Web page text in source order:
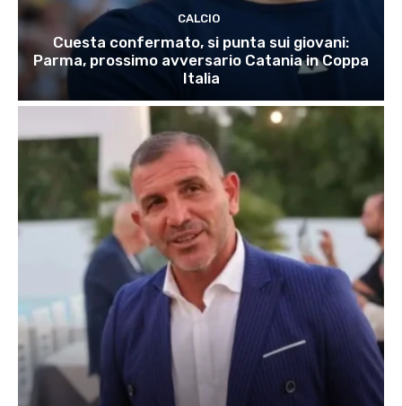
CALCIO
Cuesta confermato, si punta sui giovani:
Parma, prossimo avversario Catania in Coppa
Italia